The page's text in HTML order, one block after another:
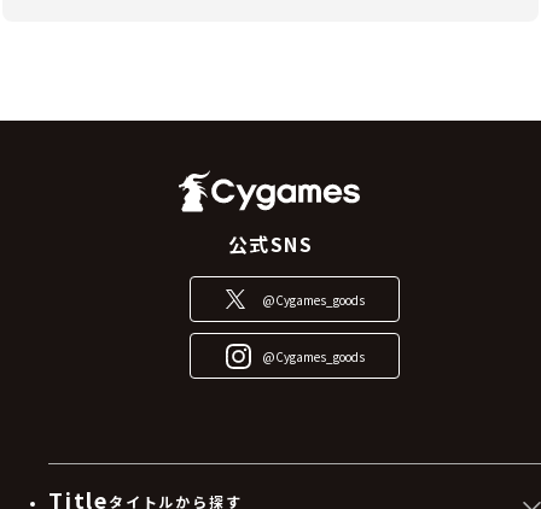
公式SNS
@Cygames_goods
@Cygames_goods
Titleタイトルから探す